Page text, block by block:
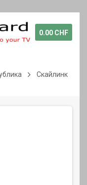
0.00 CHF
Скайлинк